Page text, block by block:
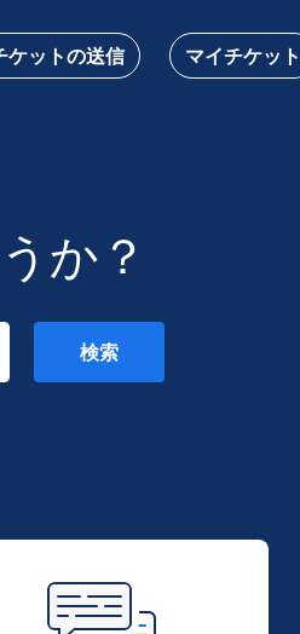
ケットの送信 マイチケット
か？
検索